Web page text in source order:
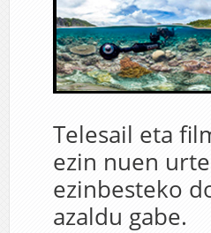
Telesail eta
ezin nuen
ezinbesteko
azaldu gabe.